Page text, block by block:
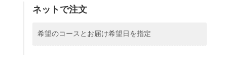
ネットで注文
希望のコースとお届け希望日を指定